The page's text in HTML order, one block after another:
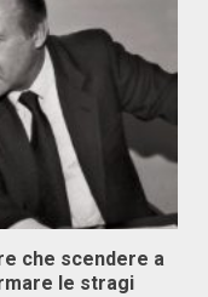
che scendere a
le stragi